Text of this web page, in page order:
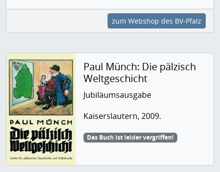
zum Webshop des BV-Pfalz
Paul Münch: Die pälzisch
Weltgeschicht
Jubiläumsausgabe
Kaiserslautern, 2009.
Das Buch ist leider vergriffen!